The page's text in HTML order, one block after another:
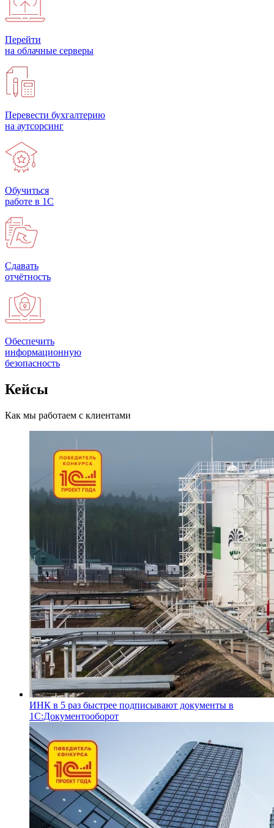
Перейти
на облачные серверы
Перевести бухгалтерию
на аутсорсинг
Обучиться
работе в 1С
Сдавать
отчётность
Обеспечить
информационную
безопасность
Кейсы
Как мы работаем с клиентами
ИНК в 5 раз быстрее подписывают документы в
1С:Документооборот